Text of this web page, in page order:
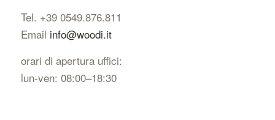
Tel. +39 0549.876.811
Email info@woodi.it
orari di apertura uffici:
lun-ven: 08:00–18:30